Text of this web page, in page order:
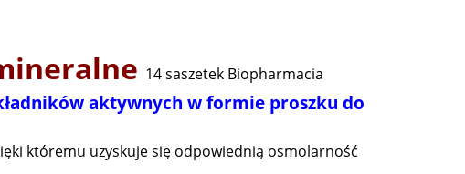
14 saszetek Biopharmacia
aktywnych w formie proszku do
któremu uzyskuje się odpowiednią osmolarność